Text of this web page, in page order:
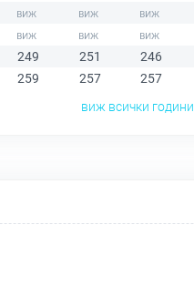
249 251 246
259 257 257
виж всички години